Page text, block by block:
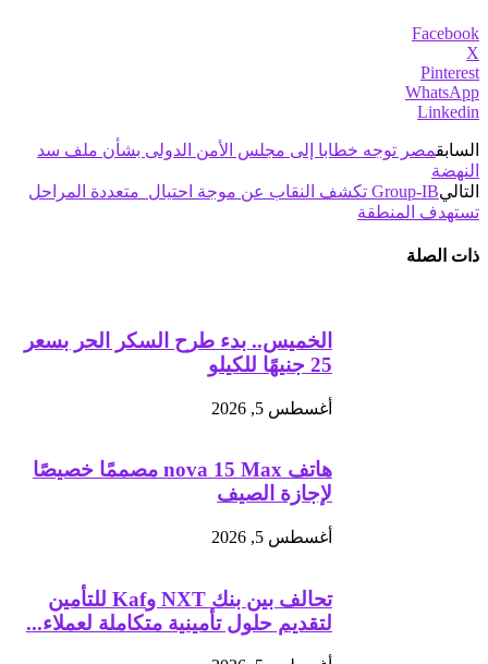
Facebook
X
Pinterest
WhatsApp
Linkedin
السابقمصر توجه خطابا إلى مجلس الأمن الدولى بشأن ملف سد
النهضة
التالي
Group-IB تكشف النقاب عن موجة احتيال متعددة المراحل
تستهدف المنطقة
ذات الصلة
الخميس.. بدء طرح السكر الحر بسعر
25 جنيهًا للكيلو
أغسطس 5, 2026
هاتف nova 15 Max مصممًا خصيصًا
لإجازة الصيف
أغسطس 5, 2026
تحالف بين بنك NXT وKaf للتأمين
لتقديم حلول تأمينية متكاملة لعملاء...